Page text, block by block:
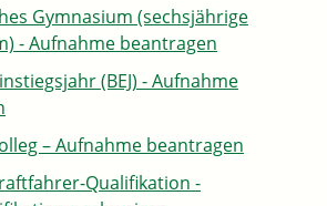
Gymnasium (sechsjährige
- Aufnahme beantragen
(BEJ) - Aufnahme
– Aufnahme beantragen
Qualifikation -